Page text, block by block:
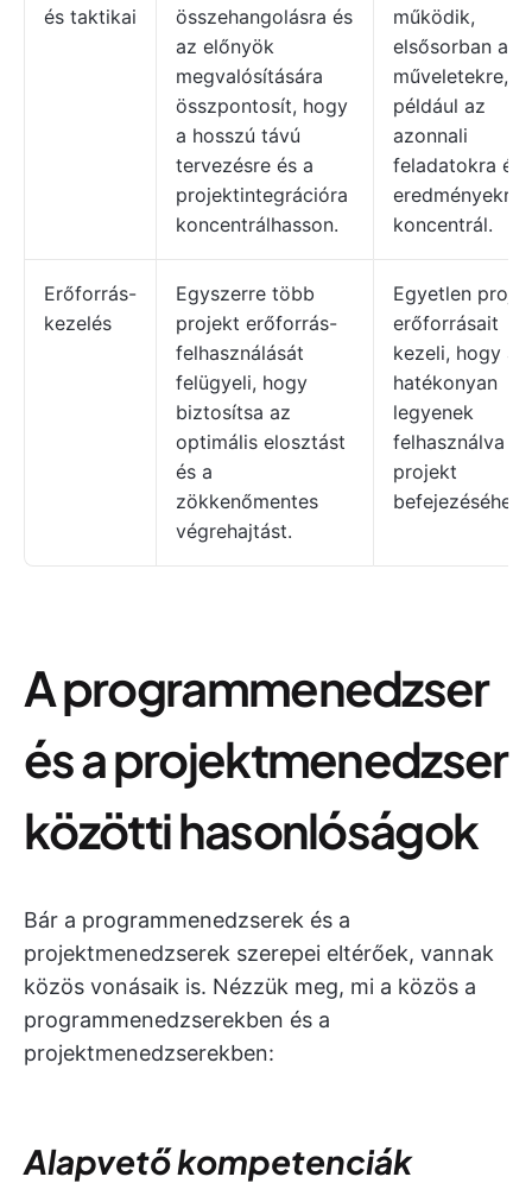
és taktikai
összehangolásra és
az előnyök
megvalósítására
összpontosít, hogy
a hosszú távú
tervezésre és a
projektintegrációra
koncentrálhasson.
működik,
elsősorban a
műveletekre,
például az
azonnali
feladatokra és
eredményekre
koncentrál.
Erőforrás-
kezelés
Egyszerre több
projekt erőforrás-
felhasználását
felügyeli, hogy
biztosítsa az
optimális elosztást
és a
zökkenőmentes
végrehajtást.
Egyetlen
erőforrásait
kezeli, hogy
hatékonyan
legyenek
felhasználva a
projekt
befejezéséhez.
A programmenedzser
és a projektmenedzser
közötti hasonlóságok
Bár a programmenedzserek és a
projektmenedzserek szerepei eltérőek, vannak
közös vonásaik is. Nézzük meg, mi a közös a
programmenedzserekben és a
projektmenedzserekben:
Alapvető kompetenciák